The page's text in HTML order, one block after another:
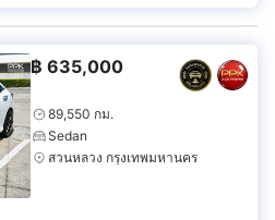
฿ 635,000
89,550 กม.
Sedan
สวนหลวง กรุงเทพมหานคร